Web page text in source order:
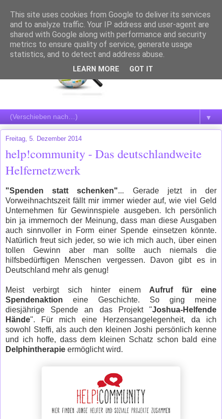
▼
Freitag, 5. Dezember 2014
help!community - Das deutschlandweite
Helfernetzwerk
"Spenden statt schenken"... Gerade jetzt in der
Vorweihnachtszeit fällt mir immer wieder auf, wie viel Geld
Unternehmen für Gewinnspiele ausgeben. Ich persönlich
bin ja immernoch der Meinung, dass man diese Ausgaben
auch sinnvoller in Form einer Spende einsetzen könnte.
Natürlich freut sich jeder, so wie ich mich auch, über einen
tollen Gewinn aber man sollte auch niemals die
hilfsbedürftigen Menschen vergessen. Davon gibt es in
Deutschland mehr als genug!
Meist verbirgt sich hinter einem Aufruf für eine
Spendenaktion eine Geschichte. So ging meine
diesjährige Spende an das Projekt "Joshua-Helfende
Hände". Für mich eine Herzensangelegenheit, da ich
sowohl Steffi, als auch den kleinen Joshi persönlich kenne
und ich hoffe, dass dem kleinen Schatz schon bald eine
Delphintherapie ermöglicht wird.
This site uses cookies from Google to deliver its services
and to analyze traffic. Your IP address and user-agent are
shared with Google along with performance and security
metrics to ensure quality of service, generate usage
statistics, and to detect and address abuse.
LEARN MORE GOT IT